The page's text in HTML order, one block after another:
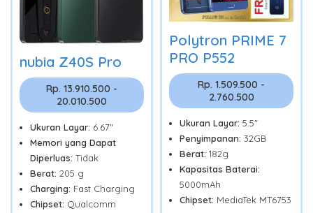
nubia Z40S Pro
Rp. 13.910.500 -
20.010.500
Ukuran Layar: 6.67"
Memori yang Dapat
Diperluas: Tidak
Berat: 205 g
Charging: Fast Charging
Chipset: Qualcomm
Polytron PRIME 7
PRO P552
Rp. 1.509.500 -
2.760.500
Ukuran Layar: 5.5"
Penyimpanan: 32GB
Berat: 182g
Kapasitas Baterai:
5000mAh
Chipset: MediaTek MT6753